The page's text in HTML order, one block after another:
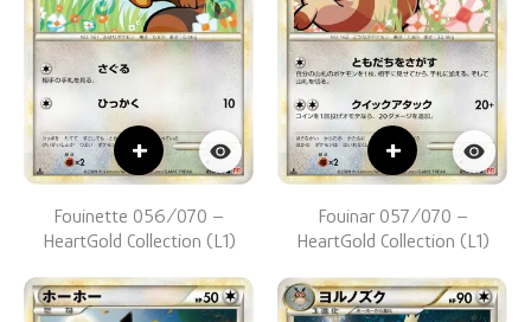
+
Fouinette 056/070 –
HeartGold Collection (L1)
+
Fouinar 057/070 –
HeartGold Collection (L1)